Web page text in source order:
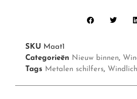
SKU Maat1
Categorieën Nieuw binnen,
Tags Metalen schilfers,